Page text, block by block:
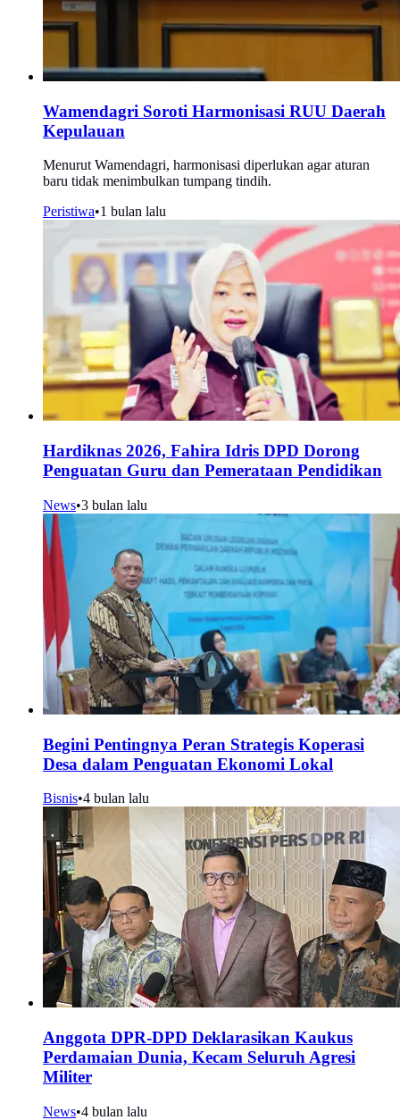
Wamendagri Soroti Harmonisasi RUU Daerah
Kepulauan
Menurut Wamendagri, harmonisasi diperlukan agar aturan
baru tidak menimbulkan tumpang tindih.
Peristiwa•1 bulan lalu
Hardiknas 2026, Fahira Idris DPD Dorong
Penguatan Guru dan Pemerataan Pendidikan
News•3 bulan lalu
Begini Pentingnya Peran Strategis Koperasi
Desa dalam Penguatan Ekonomi Lokal
Bisnis•4 bulan lalu
Anggota DPR-DPD Deklarasikan Kaukus
Perdamaian Dunia, Kecam Seluruh Agresi
Militer
News•4 bulan lalu